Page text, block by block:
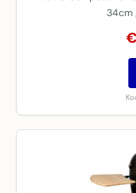
34cm